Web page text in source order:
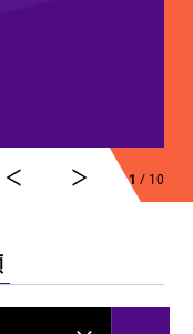
迹和血脉，从石
活注脚，更是中
编导李宏钧、魏
媒体设计胡天骥，
计雷鹏等诸多国
1 / 10